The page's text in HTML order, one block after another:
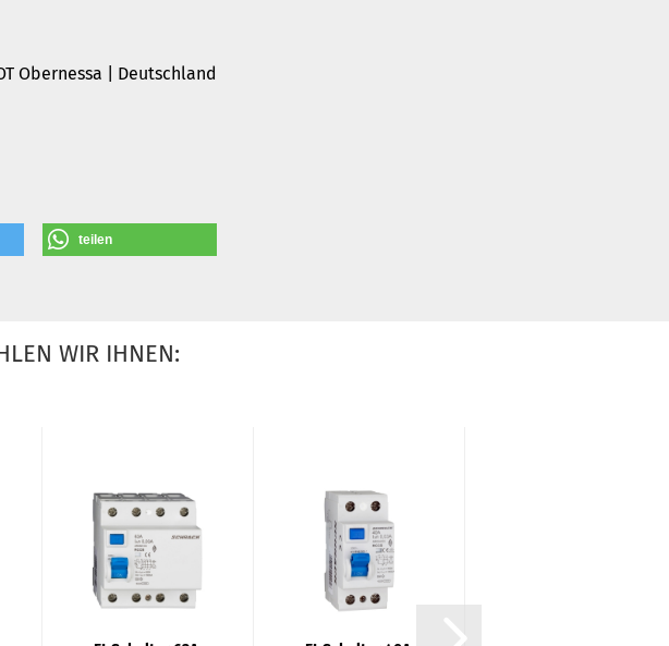
Obernessa | Deutschland
teilen
WIR IHNEN: